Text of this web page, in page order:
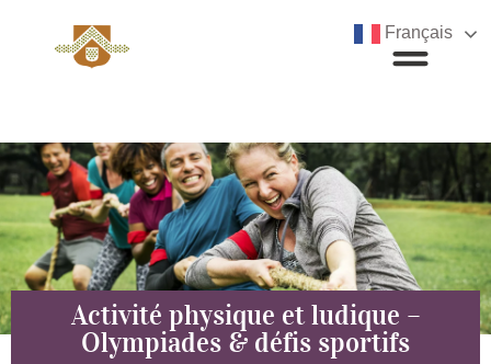
Activité physique et ludique –
Olympiades & défis sportifs
Français